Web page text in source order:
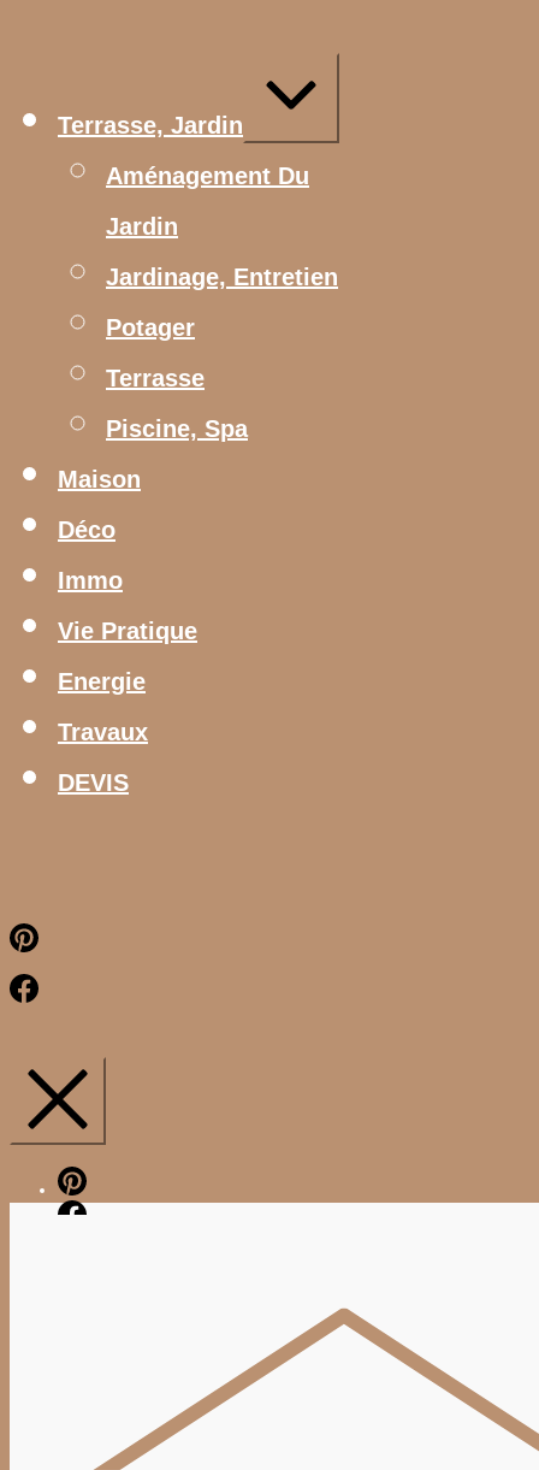
Terrasse, Jardin
Aménagement Du
Jardin
Jardinage, Entretien
Potager
Terrasse
Piscine, Spa
Maison
Déco
Immo
Vie Pratique
Energie
Travaux
DEVIS
Pinterest
Facebook
Pinterest
Facebook